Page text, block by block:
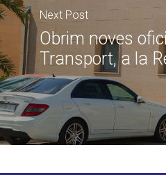
Next Post
Obrim noves
Transport, a la